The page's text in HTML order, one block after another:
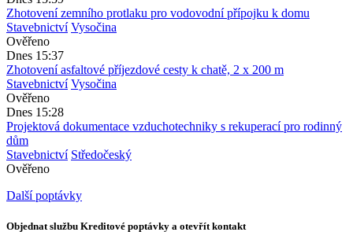
Zhotovení zemního protlaku pro vodovodní přípojku k domu
Stavebnictví Vysočina
Ověřeno
Dnes 15:37
Zhotovení asfaltové příjezdové cesty k chatě, 2 x 200 m
Stavebnictví Vysočina
Ověřeno
Dnes 15:28
Projektová dokumentace vzduchotechniky s rekuperací pro rodinný
dům
Stavebnictví Středočeský
Ověřeno
Další poptávky
Objednat službu Kreditové poptávky a otevřít kontakt